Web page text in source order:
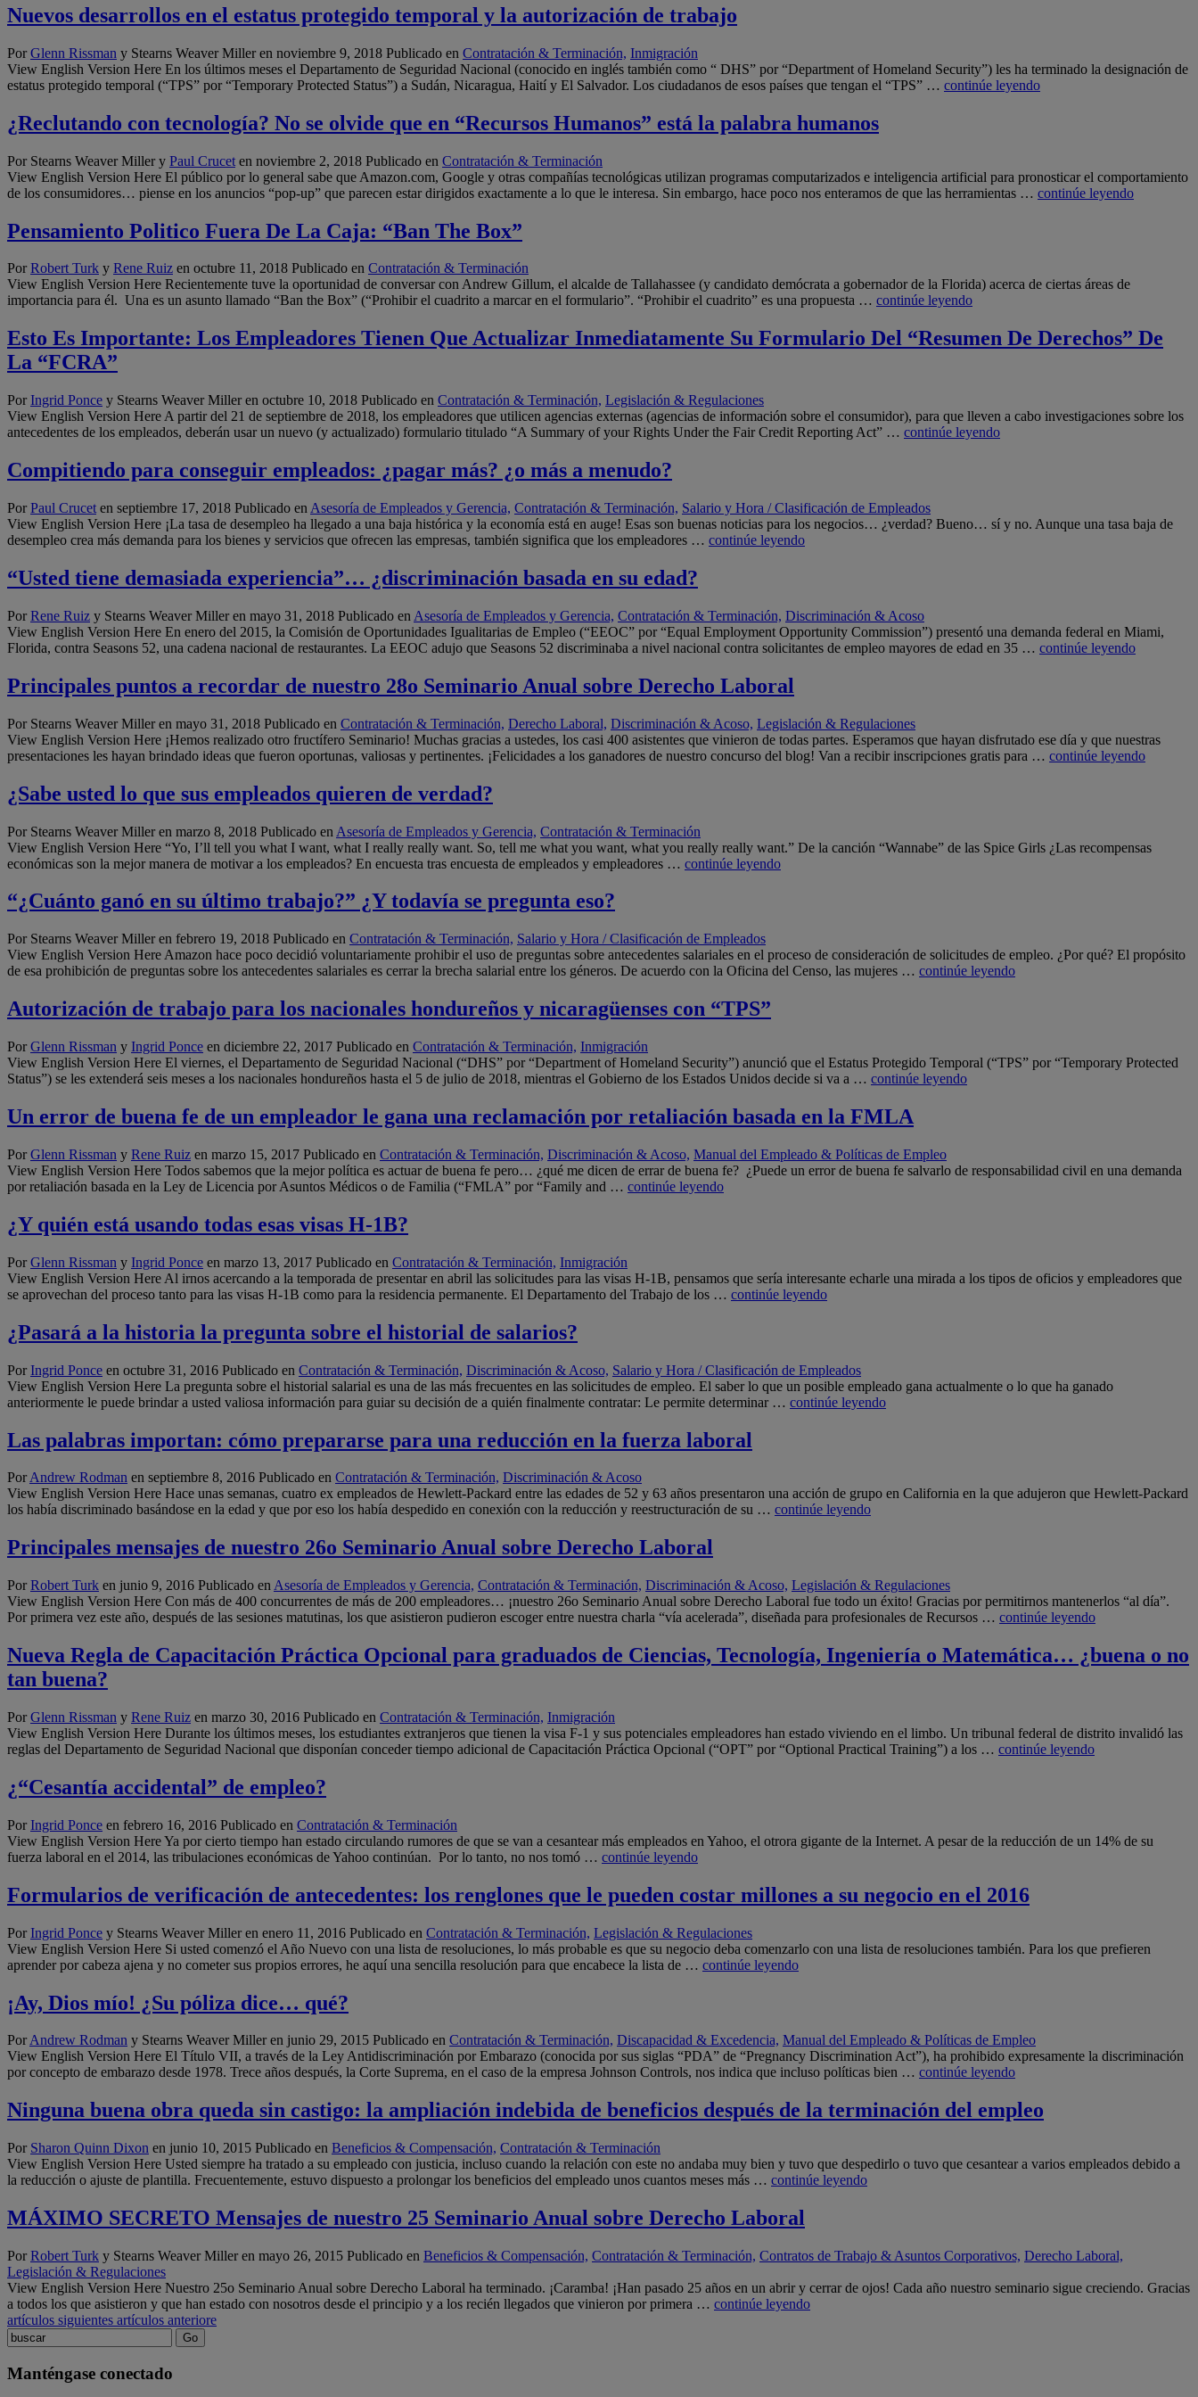
Nuevos desarrollos en el estatus protegido temporal y la autorización de trabajo
PorGlenn Rissman y Stearns Weaver Miller en noviembre 9, 2018 Publicado en Contratación & Terminación, Inmigración
View English Version Here En los últimos meses el Departamento de Seguridad Nacional (conocido en inglés también como “ DHS” por “Department of Homeland Security”) les ha terminado la designación de
estatus protegido temporal (“TPS” por “Temporary Protected Status”) a Sudán, Nicaragua, Haití y El Salvador. Los ciudadanos de esos países que tengan el “TPS” … continúe leyendo
¿Reclutando con tecnología? No se olvide que en “Recursos Humanos” está la palabra humanos
Por Stearns Weaver Miller y Paul Crucet en noviembre 2, 2018 Publicado en Contratación & Terminación
View English Version Here El público por lo general sabe que Amazon.com, Google y otras compañías tecnológicas utilizan programas computarizados e inteligencia artificial para pronosticar el comportamiento
de los consumidores… piense en los anuncios “pop-up” que parecen estar dirigidos exactamente a lo que le interesa. Sin embargo, hace poco nos enteramos de que las herramientas … continúe leyendo
Pensamiento Politico Fuera De La Caja: “Ban The Box”
PorRobert Turk y Rene Ruiz en octubre 11, 2018 Publicado en Contratación & Terminación
View English Version Here Recientemente tuve la oportunidad de conversar con Andrew Gillum, el alcalde de Tallahassee (y candidato demócrata a gobernador de la Florida) acerca de ciertas áreas de
importancia para él. Una es un asunto llamado “Ban the Box” (“Prohibir el cuadrito a marcar en el formulario”. “Prohibir el cuadrito” es una propuesta … continúe leyendo
Esto Es Importante: Los Empleadores Tienen Que Actualizar Inmediatamente Su Formulario Del “Resumen De Derechos” De
La “FCRA”
PorIngrid Ponce y Stearns Weaver Miller en octubre 10, 2018 Publicado en Contratación & Terminación, Legislación & Regulaciones
View English Version Here A partir del 21 de septiembre de 2018, los empleadores que utilicen agencias externas (agencias de información sobre el consumidor), para que lleven a cabo investigaciones sobre los
antecedentes de los empleados, deberán usar un nuevo (y actualizado) formulario titulado “A Summary of your Rights Under the Fair Credit Reporting Act” … continúe leyendo
Compitiendo para conseguir empleados: ¿pagar más? ¿o más a menudo?
PorPaul Crucet en septiembre 17, 2018 Publicado en Asesoría de Empleados y Gerencia, Contratación & Terminación, Salario y Hora / Clasificación de Empleados
View English Version Here ¡La tasa de desempleo ha llegado a una baja histórica y la economía está en auge! Esas son buenas noticias para los negocios… ¿verdad? Bueno… sí y no. Aunque una tasa baja de
desempleo crea más demanda para los bienes y servicios que ofrecen las empresas, también significa que los empleadores … continúe leyendo
“Usted tiene demasiada experiencia”… ¿discriminación basada en su edad?
PorRene Ruiz y Stearns Weaver Miller en mayo 31, 2018 Publicado en Asesoría de Empleados y Gerencia, Contratación & Terminación, Discriminación & Acoso
View English Version Here En enero del 2015, la Comisión de Oportunidades Igualitarias de Empleo (“EEOC” por “Equal Employment Opportunity Commission”) presentó una demanda federal en Miami,
Florida, contra Seasons 52, una cadena nacional de restaurantes. La EEOC adujo que Seasons 52 discriminaba a nivel nacional contra solicitantes de empleo mayores de edad en 35 … continúe leyendo
Principales puntos a recordar de nuestro 28o Seminario Anual sobre Derecho Laboral
Por Stearns Weaver Miller en mayo 31, 2018 Publicado en Contratación & Terminación, Derecho Laboral, Discriminación & Acoso, Legislación & Regulaciones
View English Version Here ¡Hemos realizado otro fructífero Seminario! Muchas gracias a ustedes, los casi 400 asistentes que vinieron de todas partes. Esperamos que hayan disfrutado ese día y que nuestras
presentaciones les hayan brindado ideas que fueron oportunas, valiosas y pertinentes. ¡Felicidades a los ganadores de nuestro concurso del blog! Van a recibir inscripciones gratis para … continúe leyendo
¿Sabe usted lo que sus empleados quieren de verdad?
Por Stearns Weaver Miller en marzo 8, 2018 Publicado en Asesoría de Empleados y Gerencia, Contratación & Terminación
View English Version Here “Yo, I’ll tell you what I want, what I really really want. So, tell me what you want, what you really really want.” De la canción “Wannabe” de las Spice Girls ¿Las recompensas
económicas son la mejor manera de motivar a los empleados? En encuesta tras encuesta de empleados y empleadores … continúe leyendo
“¿Cuánto ganó en su último trabajo?” ¿Y todavía se pregunta eso?
Por Stearns Weaver Miller en febrero 19, 2018 Publicado en Contratación & Terminación, Salario y Hora / Clasificación de Empleados
View English Version Here Amazon hace poco decidió voluntariamente prohibir el uso de preguntas sobre antecedentes salariales en el proceso de consideración de solicitudes de empleo. ¿Por qué? El propósito
de esa prohibición de preguntas sobre los antecedentes salariales es cerrar la brecha salarial entre los géneros. De acuerdo con la Oficina del Censo, las mujeres … continúe leyendo
Autorización de trabajo para los nacionales hondureños y nicaragüenses con “TPS”
PorGlenn Rissman y Ingrid Ponce en diciembre 22, 2017 Publicado en Contratación & Terminación, Inmigración
View English Version Here El viernes, el Departamento de Seguridad Nacional (“DHS” por “Department of Homeland Security”) anunció que el Estatus Protegido Temporal (“TPS” por “Temporary Protected
Status”) se les extenderá seis meses a los nacionales hondureños hasta el 5 de julio de 2018, mientras el Gobierno de los Estados Unidos decide si va a … continúe leyendo
Un error de buena fe de un empleador le gana una reclamación por retaliación basada en la FMLA
PorGlenn Rissman y Rene Ruiz en marzo 15, 2017 Publicado en Contratación & Terminación, Discriminación & Acoso, Manual del Empleado & Políticas de Empleo
View English Version Here Todos sabemos que la mejor política es actuar de buena fe pero… ¿qué me dicen de errar de buena fe? ¿Puede un error de buena fe salvarlo de responsabilidad civil en una demanda
por retaliación basada en la Ley de Licencia por Asuntos Médicos o de Familia (“FMLA” por “Family and … continúe leyendo
¿Y quién está usando todas esas visas H-1B?
PorGlenn Rissman y Ingrid Ponce en marzo 13, 2017 Publicado en Contratación & Terminación, Inmigración
View English Version Here Al irnos acercando a la temporada de presentar en abril las solicitudes para las visas H-1B, pensamos que sería interesante echarle una mirada a los tipos de oficios y empleadores que
se aprovechan del proceso tanto para las visas H-1B como para la residencia permanente. El Departamento del Trabajo de los … continúe leyendo
¿Pasará a la historia la pregunta sobre el historial de salarios?
PorIngrid Ponce en octubre 31, 2016 Publicado en Contratación & Terminación, Discriminación & Acoso, Salario y Hora / Clasificación de Empleados
View English Version Here La pregunta sobre el historial salarial es una de las más frecuentes en las solicitudes de empleo. El saber lo que un posible empleado gana actualmente o lo que ha ganado
anteriormente le puede brindar a usted valiosa información para guiar su decisión de a quién finalmente contratar: Le permite determinar … continúe leyendo
Las palabras importan: cómo prepararse para una reducción en la fuerza laboral
PorAndrew Rodman en septiembre 8, 2016 Publicado en Contratación & Terminación, Discriminación & Acoso
View English Version Here Hace unas semanas, cuatro ex empleados de Hewlett-Packard entre las edades de 52 y 63 años presentaron una acción de grupo en California en la que adujeron que Hewlett-Packard
los había discriminado basándose en la edad y que por eso los había despedido en conexión con la reducción y reestructuración de su … continúe leyendo
Principales mensajes de nuestro 26o Seminario Anual sobre Derecho Laboral
PorRobert Turk en junio 9, 2016 Publicado en Asesoría de Empleados y Gerencia, Contratación & Terminación, Discriminación & Acoso, Legislación & Regulaciones
View English Version Here Con más de 400 concurrentes de más de 200 empleadores… ¡nuestro 26o Seminario Anual sobre Derecho Laboral fue todo un éxito! Gracias por permitirnos mantenerlos “al día”.
Por primera vez este año, después de las sesiones matutinas, los que asistieron pudieron escoger entre nuestra charla “vía acelerada”, diseñada para profesionales de Recursos … continúe leyendo
Nueva Regla de Capacitación Práctica Opcional para graduados de Ciencias, Tecnología, Ingeniería o Matemática… ¿buena o no
tan buena?
PorGlenn Rissman y Rene Ruiz en marzo 30, 2016 Publicado en Contratación & Terminación, Inmigración
View English Version Here Durante los últimos meses, los estudiantes extranjeros que tienen la visa F-1 y sus potenciales empleadores han estado viviendo en el limbo. Un tribunal federal de distrito invalidó las
reglas del Departamento de Seguridad Nacional que disponían conceder tiempo adicional de Capacitación Práctica Opcional (“OPT” por “Optional Practical Training”) a los … continúe leyendo
¿“Cesantía accidental” de empleo?
PorIngrid Ponce en febrero 16, 2016 Publicado en Contratación & Terminación
View English Version Here Ya por cierto tiempo han estado circulando rumores de que se van a cesantear más empleados en Yahoo, el otrora gigante de la Internet. A pesar de la reducción de un 14% de su
fuerza laboral en el 2014, las tribulaciones económicas de Yahoo continúan. Por lo tanto, no nos tomó … continúe leyendo
Formularios de verificación de antecedentes: los renglones que le pueden costar millones a su negocio en el 2016
PorIngrid Ponce y Stearns Weaver Miller en enero 11, 2016 Publicado en Contratación & Terminación, Legislación & Regulaciones
View English Version Here Si usted comenzó el Año Nuevo con una lista de resoluciones, lo más probable es que su negocio deba comenzarlo con una lista de resoluciones también. Para los que prefieren
aprender por cabeza ajena y no cometer sus propios errores, he aquí una sencilla resolución para que encabece la lista de … continúe leyendo
¡Ay, Dios mío! ¿Su póliza dice… qué?
PorAndrew Rodman y Stearns Weaver Miller en junio 29, 2015 Publicado en Contratación & Terminación, Discapacidad & Excedencia, Manual del Empleado & Políticas de Empleo
View English Version Here El Título VII, a través de la Ley Antidiscriminación por Embarazo (conocida por sus siglas “PDA” de “Pregnancy Discrimination Act”), ha prohibido expresamente la discriminación
por concepto de embarazo desde 1978. Trece años después, la Corte Suprema, en el caso de la empresa Johnson Controls, nos indica que incluso políticas bien … continúe leyendo
Ninguna buena obra queda sin castigo: la ampliación indebida de beneficios después de la terminación del empleo
Por Sharon Quinn Dixon en junio 10, 2015 Publicado en Beneficios & Compensación, Contratación & Terminación
View English Version Here Usted siempre ha tratado a su empleado con justicia, incluso cuando la relación con este no andaba muy bien y tuvo que despedirlo o tuvo que cesantear a varios empleados debido a
la reducción o ajuste de plantilla. Frecuentemente, estuvo dispuesto a prolongar los beneficios del empleado unos cuantos meses más … continúe leyendo
MÁXIMO SECRETO Mensajes de nuestro 25 Seminario Anual sobre Derecho Laboral
PorRobert Turk y Stearns Weaver Miller en mayo 26, 2015 Publicado en Beneficios & Compensación, Contratación & Terminación, Contratos de Trabajo & Asuntos Corporativos, Derecho Laboral,
Legislación & Regulaciones
View English Version Here Nuestro 25o Seminario Anual sobre Derecho Laboral ha terminado. ¡Caramba! ¡Han pasado 25 años en un abrir y cerrar de ojos! Cada año nuestro seminario sigue creciendo. Gracias
a todos los que asistieron y que han estado con nosotros desde el principio y a los recién llegados que vinieron por primera … continúe leyendo
artículos siguientes artículos anteriore
Manténgase conectado